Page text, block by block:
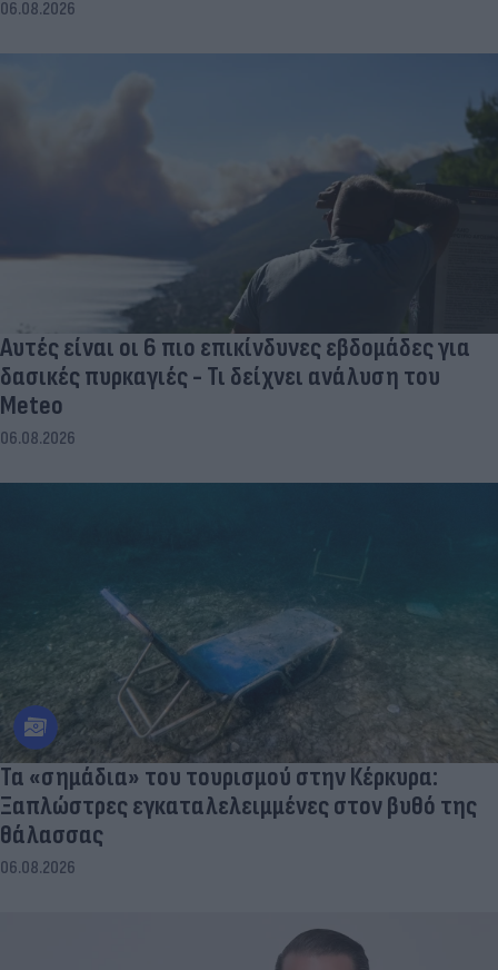
06.08.2026
Αυτές είναι οι 6 πιο επικίνδυνες εβδομάδες για
δασικές πυρκαγιές - Τι δείχνει ανάλυση του
Meteo
06.08.2026
Τα «σημάδια» του τουρισμού στην Κέρκυρα:
Ξαπλώστρες εγκαταλελειμμένες στον βυθό της
θάλασσας
06.08.2026